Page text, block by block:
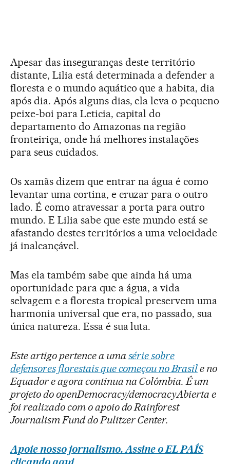
Apesar das inseguranças deste território
distante, Lilia está determinada a defender a
floresta e o mundo aquático que a habita, dia
após dia. Após alguns dias, ela leva o pequeno
peixe-boi para Leticia, capital do
departamento do Amazonas na região
fronteiriça, onde há melhores instalações
para seus cuidados.
Os xamãs dizem que entrar na água é como
levantar uma cortina, e cruzar para o outro
lado. É como atravessar a porta para outro
mundo. E Lilia sabe que este mundo está se
afastando destes territórios a uma velocidade
já inalcançável.
Mas ela também sabe que ainda há uma
oportunidade para que a água, a vida
selvagem e a floresta tropical preservem uma
harmonia universal que era, no passado, sua
única natureza. Essa é sua luta.
Este artigo pertence a uma série sobre
defensores florestais que começou no Brasile no
Equador e agora continua na Colômbia. É um
projeto do openDemocracy/democracyAbierta e
foi realizado com o apoio do Rainforest
Journalism Fund do Pulitzer Center.
Apoie nosso jornalismo. Assine o EL PAÍS